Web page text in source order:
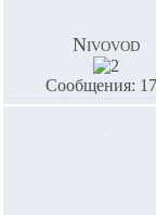
Nivovod
Сообщения: